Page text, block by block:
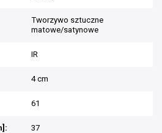
Tworzywo sztuczne
matowe/satynowe
IR
4 cm
61
37